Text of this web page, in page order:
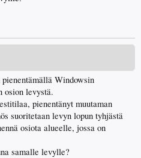
Windowsin
osion levystä.
pienentänyt muutaman
suoritetaan levyn lopun tyhjästä
osiota alueelle, jossa on
samalle levylle?